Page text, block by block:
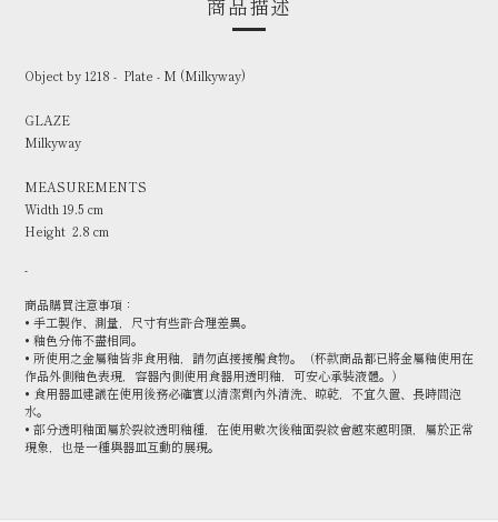
商品描述
Object by 1218 - Plate - M (Milkyway)
GLAZE
Milkyway
MEASUREMENTS
Width 19.5 cm
Height 2.8 cm
-
商品購買注意事項：
• 手工製作、測量，尺寸有些許合理差異。
• 釉色分佈不盡相同。
• 所使用之金屬釉皆非食用釉，請勿直接接觸食物。（杯款商品都已將金屬釉使用在
作品外側釉色表現，容器內側使用食器用透明釉，可安心承裝液體。）
• 食用器皿建議在使用後務必確實以清潔劑內外清洗、晾乾，不宜久置、長時間泡
水。
• 部分透明釉面屬於裂紋透明釉種，在使用數次後釉面裂紋會越來越明顯，屬於正常
現象，也是一種與器皿互動的展現。